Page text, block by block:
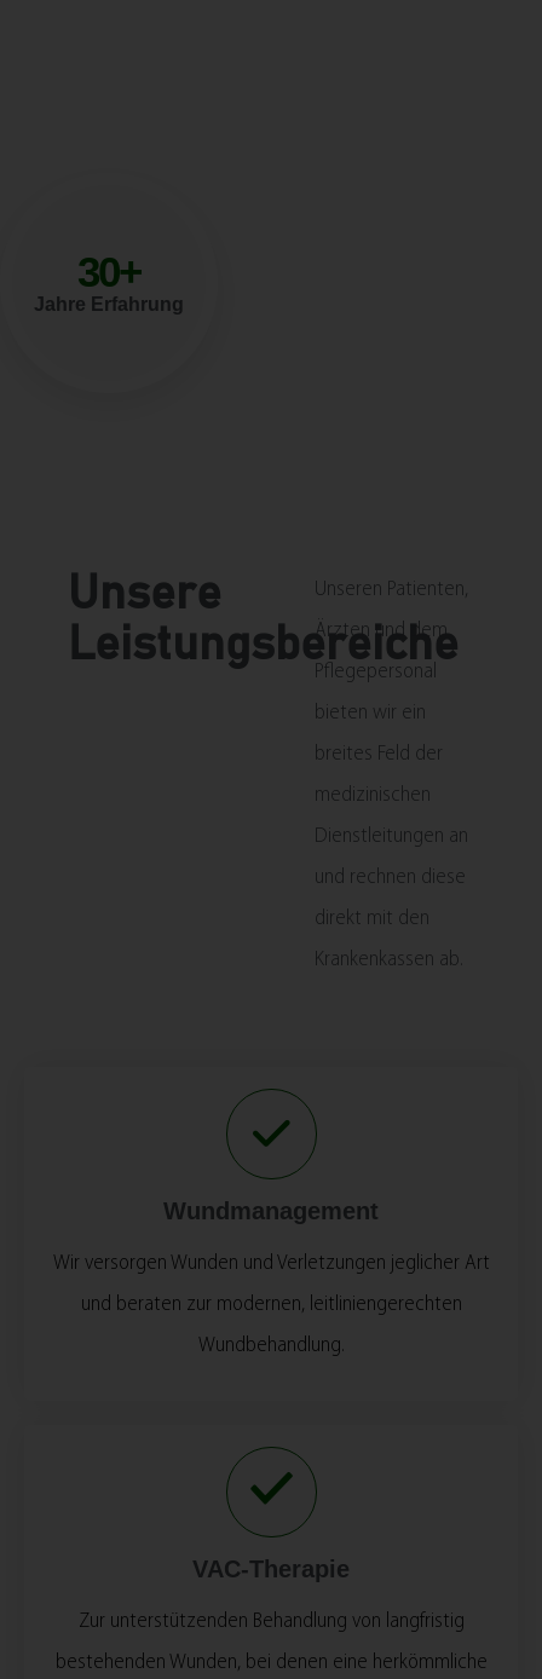
Jahre Erfahrung
30+
Unsere
Leistungsbereiche
Unseren Patienten,
Ärzten und dem
Pflegepersonal
bieten wir ein
breites Feld der
medizinischen
Dienstleitungen an
und rechnen diese
direkt mit den
Krankenkassen ab.
Wundmanagement
Wir versorgen Wunden und Verletzungen jeglicher Art
und beraten zur modernen, leitliniengerechten
Wundbehandlung.
VAC-Therapie
Zur unterstützenden Behandlung von langfristig
bestehenden Wunden, bei denen eine herkömmliche